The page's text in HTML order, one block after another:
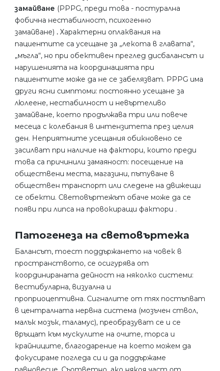
замайване (PPPG, преди това - постурална
фобична нестабилност, психогенно
замайване) . Характерни оплаквания на
пациентите са усещане за „лекота в главата“,
„мъгла“, но при обективен преглед дисбалансът и
нарушенията на координацията при
пациентите може да не се забелязват. PPPG има
други ясни симптоми: постоянно усещане за
люлеене, нестабилност и невъртеливо
замайване, което продължава три или повече
месеца с колебания в интензитета през целия
ден. Неприятните усещания обикновено се
засилват при наличие на фактори, които преди
това са причинили замаяност: посещение на
обществени места, магазини, пътуване в
обществен транспорт или следене на движещи
се обекти. Световъртежът обаче може да се
появи при липса на провокиращи фактори .
Патогенеза на световъртежа
Балансът, тоест поддържането на човек в
пространството, се осигурява от
координираната дейност на няколко системи:
вестибуларна, визуална и
проприоцептивна. Сигналите от тях постъпват
в централната нервна система (мозъчен ствол,
малък мозък, таламус), преобразуват се и се
връщат към мускулите на очите, торса и
крайниците, благодарение на което можем да
фокусираме погледа си и да поддържаме